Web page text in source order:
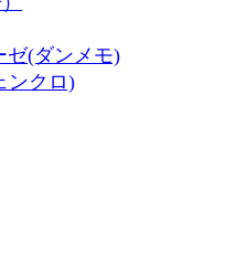
ゼ(ダンメモ)
ンクロ)